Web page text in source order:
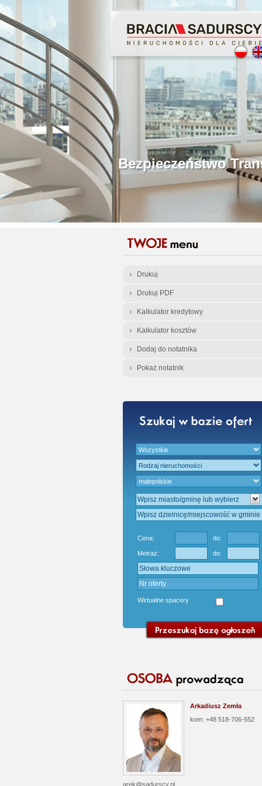
Profesjonalne
Bezpieczeństwo
Licencjonowani
Gwarancja
Gratis -
Drukuj
Drukuj PDF
Kalkulator kredytowy
Kalkulator kosztów
Dodaj do notatnika
Pokaż notatnik
Cena: do:
Metraż: do:
Wirtualne spacery
Arkadiusz Zemła
kom: +48 518-706-552
arek@sadurscy.pl